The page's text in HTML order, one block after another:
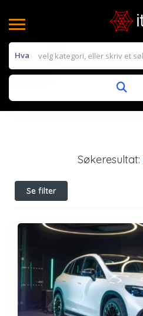
Hva
Søkeresultat:
Se filter